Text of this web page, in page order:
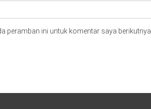
peramban ini untuk komentar saya berikutnya.